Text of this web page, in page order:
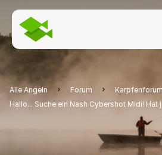
Alle Angeln Forum
Karpfenforum
Hallo... Suche ein Nash Cybershot Midi! Hat